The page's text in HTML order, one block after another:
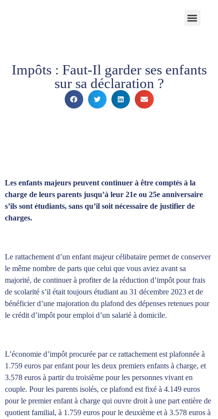
Impôts : Faut-Il garder ses enfants
sur sa déclaration ?
Les enfants majeurs peuvent continuer à être comptés à la
charge de leurs parents jusqu’à leur 21e ou 25e anniversaire
s’ils sont étudiants, sans qu’il soit nécessaire de justifier de
charges.
Le rattachement d’un enfant majeur célibataire permet de conserver
le même nombre de parts que celui que vous aviez avant sa
majorité, de continuer à profiter de la réduction d’impôt pour frais
de scolarité s’il était toujours étudiant au 31 décembre 2023 et de
bénéficier d’une majoration du plafond des dépenses retenues pour
le crédit d’impôt pour emploi d’un salarié à domicile.
L’économie d’impôt procurée par ce rattachement est plafonnée à
1.759 euros par enfant pour les deux premiers enfants à charge, et
3.578 euros à partir du troisième pour les personnes vivant en
couple. Pour les parents isolés, ce plafond est fixé à 4.149 euros
pour le premier enfant à charge qui ouvre droit à une part entière de
quotient familial, à 1.759 euros pour le deuxième et à 3.578 euros à